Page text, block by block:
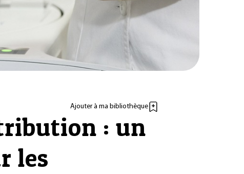
Ajouter à ma bibliothèque
: un
les